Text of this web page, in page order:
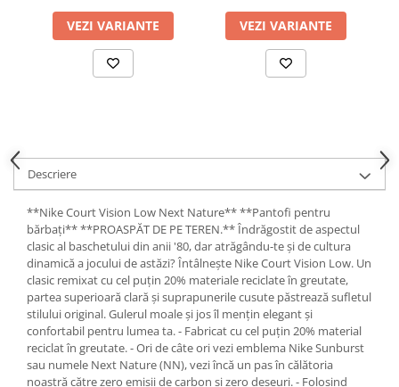
VEZI VARIANTE VEZI VARIANTE
Descriere
**Nike Court Vision Low Next Nature** **Pantofi pentru
bărbați** **PROASPĂT DE PE TEREN.** Îndrăgostit de aspectul
clasic al baschetului din anii '80, dar atrăgându-te și de cultura
dinamică a jocului de astăzi? Întâlnește Nike Court Vision Low. Un
clasic remixat cu cel puțin 20% materiale reciclate în greutate,
partea superioară clară și suprapunerile cusute păstrează sufletul
stilului original. Gulerul moale și jos îl mențin elegant și
confortabil pentru lumea ta. - Fabricat cu cel puțin 20% material
reciclat în greutate. - Ori de câte ori vezi emblema Nike Sunburst
sau numele Next Nature (NN), vezi încă un pas în călătoria
noastră către zero emisii de carbon și zero deșeuri. - Folosind